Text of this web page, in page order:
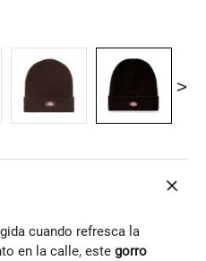
cuando refresca la
en la calle, este gorro